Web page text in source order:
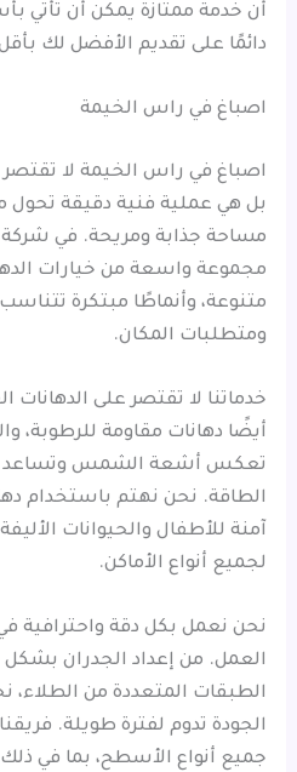
أن خدمة ممتازة يمكن أن تأتي
دائمًا على تقديم الأفضل لك
اصباغ في راس الخيمة
اصباغ في راس الخيمة لا
بل هي عملية فنية دقيقة تحول
مساحة جذابة ومريحة. في
مجموعة واسعة من خيارات
متنوعة، وأنماطًا مبتكرة
ومتطلبات المكان.
خدماتنا لا تقتصر على
أيضًا دهانات مقاومة للرطوبة،
تعكس أشعة الشمس وتساعد
الطاقة. نحن نهتم باستخدام
آمنة للأطفال والحيوانات
لجميع أنواع الأماكن.
نحن نعمل بكل دقة واحترافية
العمل. من إعداد الجدران
الطبقات المتعددة من الطلاء،
الجودة تدوم لفترة طويلة.
جميع أنواع الأسطح، بما في